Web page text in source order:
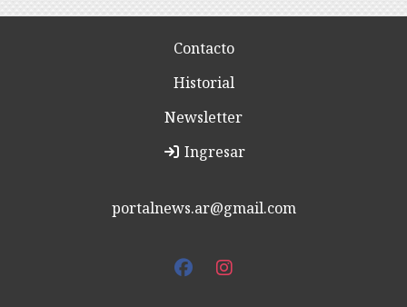
Contacto
Historial
Newsletter
Ingresar
portalnews.ar@gmail.com